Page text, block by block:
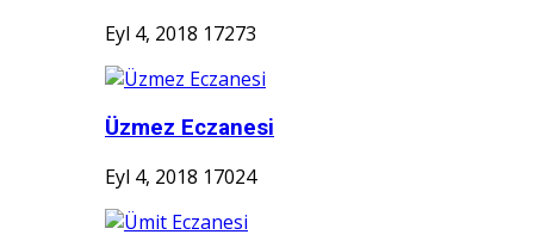
Eyl 4, 2018 17273
Üzmez Eczanesi
Eyl 4, 2018 17024